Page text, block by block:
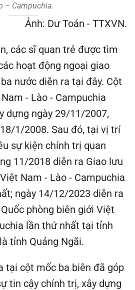
– Campuchia.
Ảnh: Dư Toán - TTXVN.
các sĩ quan trẻ được tìm
hoạt động ngoại giao
nước diễn ra tại đây. Cột
- Lào - Campuchia
dựng ngày 29/11/2007,
1/2008. Sau đó, tại vị trí
sự kiện chính trị quan
11/2018 diễn ra Giao lưu
Nam - Lào - Campuchia
ngày 14/12/2023 diễn ra
phòng biên giới Việt
lần thứ nhất tại tỉnh
tỉnh Quảng Ngãi.
tại cột mốc ba biên đã góp
tin cậy chính trị, xây dựng